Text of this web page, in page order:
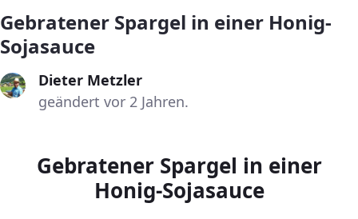
Gebratener Spargel in einer Honig-
Sojasauce
Dieter Metzler
geändert vor 2 Jahren.
Gebratener Spargel in einer
Honig-Sojasauce